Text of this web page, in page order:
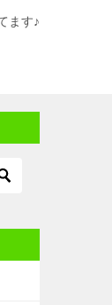
ます♪